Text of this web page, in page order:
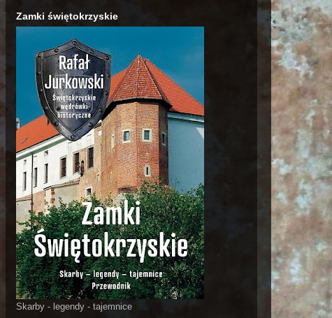
Zamki świętokrzyskie
Skarby - legendy - tajemnice